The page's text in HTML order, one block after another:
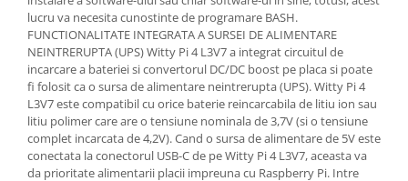
Kituri incepatori Arduino
Pentru Incepatori
Micro:bit
Junior Robotics
Carti
Junior Robotics
Lego Education
lucru va necesita cunostinte de programare BASH.
FUNCTIONALITATE INTEGRATA A SURSEI DE ALIMENTARE
NEINTRERUPTA (UPS) Witty Pi 4 L3V7 a integrat circuitul de
incarcare a bateriei si convertorul DC/DC boost pe placa si poate
fi folosit ca o sursa de alimentare neintrerupta (UPS). Witty Pi 4
L3V7 este compatibil cu orice baterie reincarcabila de litiu ion sau
litiu polimer care are o tensiune nominala de 3,7V (si o tensiune
complet incarcata de 4,2V). Cand o sursa de alimentare de 5V este
conectata la conectorul USB-C de pe Witty Pi 4 L3V7, aceasta va
da prioritate alimentarii placii impreuna cu Raspberry Pi. Intre